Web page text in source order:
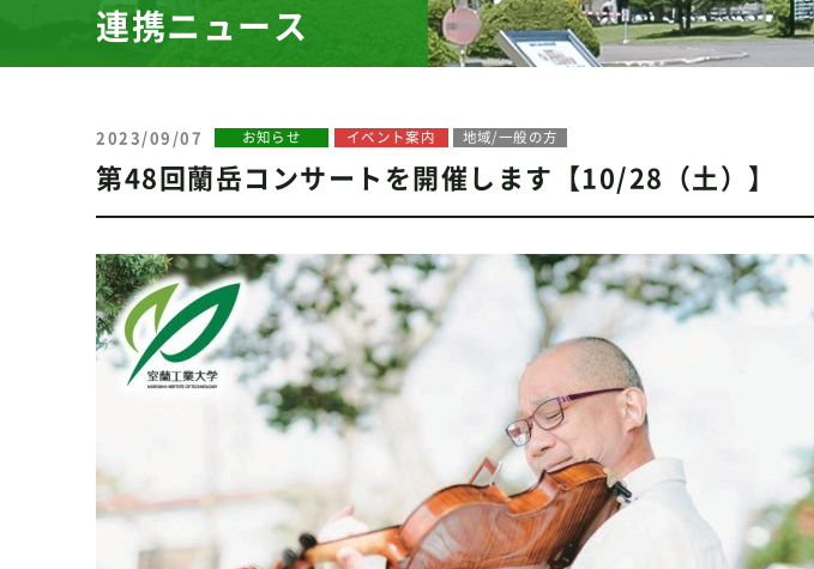
連携ニュース
2023/09/07 お知らせ イベント案内 地域/一般の方
第48回蘭岳コンサートを開催します【10/28（土）】